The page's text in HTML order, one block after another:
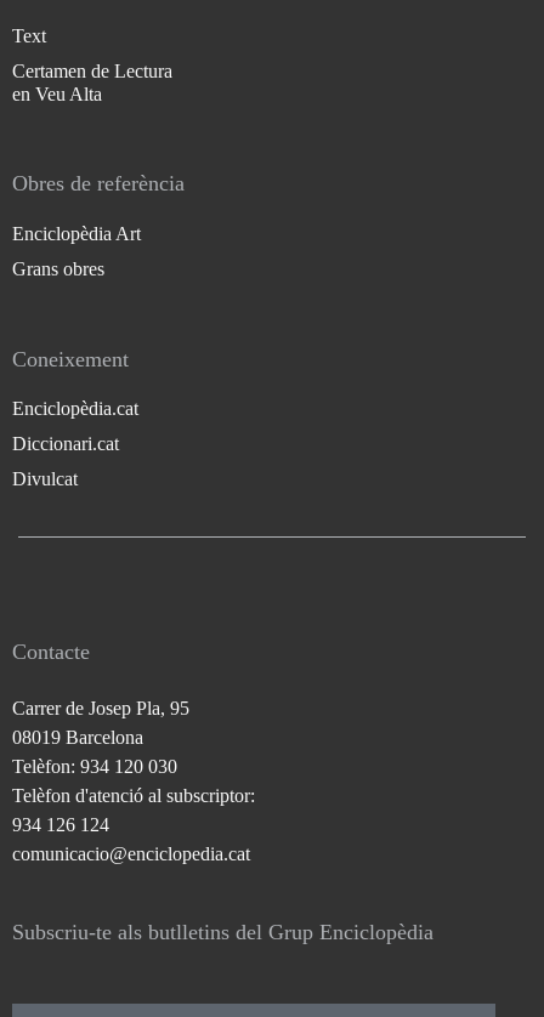
Text
Certamen de Lectura
en Veu Alta
Obres de referència
Enciclopèdia Art
Grans obres
Coneixement
Enciclopèdia.cat
Diccionari.cat
Divulcat
Contacte
Carrer de Josep Pla, 95
08019 Barcelona
Telèfon: 934 120 030
Telèfon d'atenció al subscriptor:
934 126 124
comunicacio@enciclopedia.cat
Subscriu-te als butlletins del Grup Enciclopèdia